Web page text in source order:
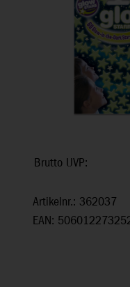
Brutto UVP:
Artikelnr.: 362037
EAN: